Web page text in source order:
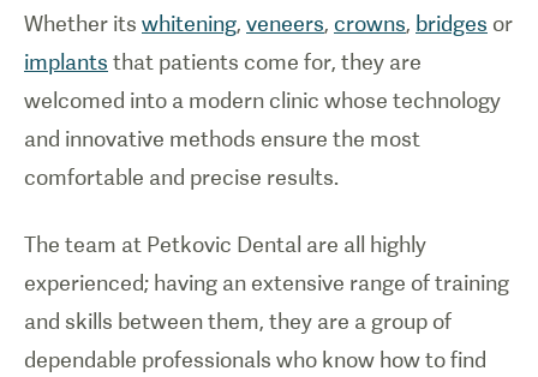
Whether its whitening, veneers, crowns, bridges or
implants that patients come for, they are
welcomed into a modern clinic whose technology
and innovative methods ensure the most
comfortable and precise results.
The team at Petkovic Dental are all highly
experienced; having an extensive range of training
and skills between them, they are a group of
dependable professionals who know how to find